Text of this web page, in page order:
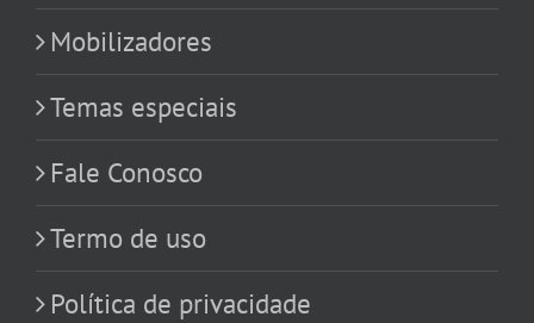
Mobilizadores
Temas especiais
Fale Conosco
Termo de uso
Política de privacidade